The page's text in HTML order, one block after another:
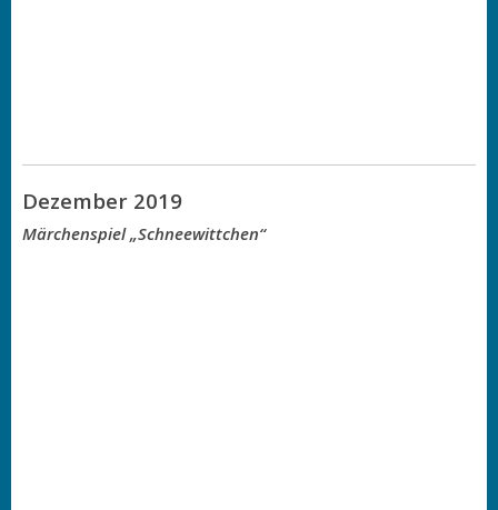
Dezember 2019
Märchenspiel „Schneewittchen“